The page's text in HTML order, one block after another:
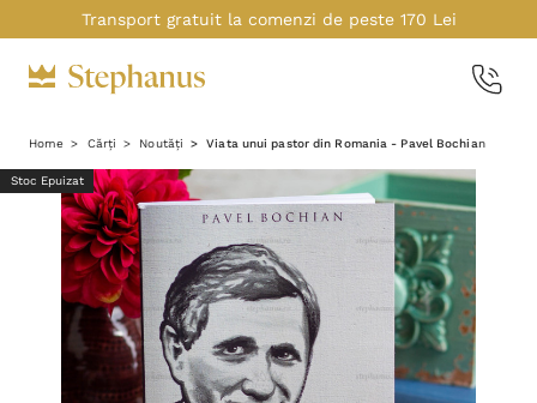
Transport gratuit la comenzi de peste 170 Lei
Home Cărți Noutăți Viata unui pastor din Romania - Pavel Bochian
Stoc Epuizat